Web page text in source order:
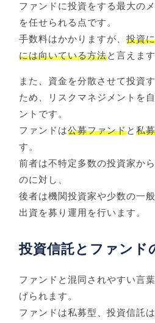
ファンドに投資をする最大の
を任せられる点です。
手数料はかかりますが、投資
には向いている方法と言えます
また、資金を分散させて投資
ため、リスクマネジメントを
ントです。
ファンドは公募ファンドと私
す。
前者は不特定多数の投資家か
のに対し、
後者は機関投資家や少数の一
出資を募り運用を行います。
投資信託とファンド
ファンドと混同されやすい言
げられます。
ファンドは私募型、投資信託